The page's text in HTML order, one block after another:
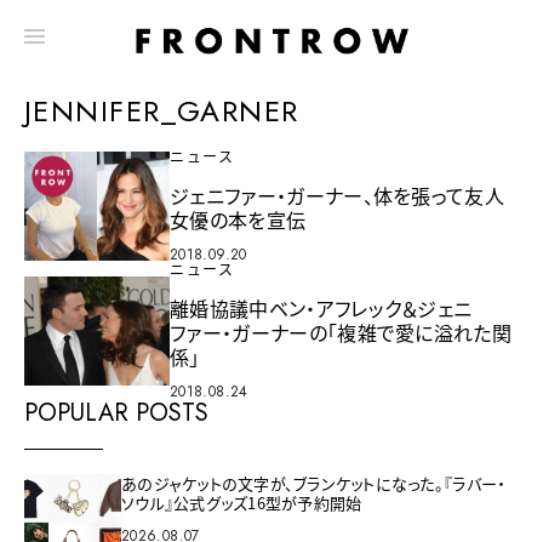
JENNIFER_GARNER
ニュース
ジェニファー・ガーナー、体を張って友人
女優の本を宣伝
2018.09.20
ニュース
離婚協議中ベン・アフレック＆ジェニ
ファー・ガーナーの「複雑で愛に溢れた関
係」
2018.08.24
POPULAR POSTS
あのジャケットの文字が、ブランケットになった。『ラバー・
ソウル』公式グッズ16型が予約開始
2026.08.07